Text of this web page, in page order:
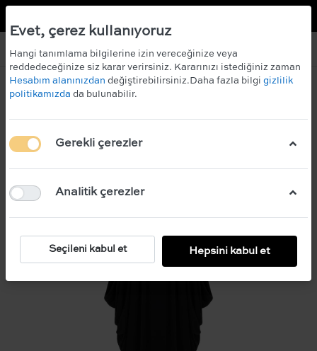
Evet, çerez kullanıyoruz
Hangi tanımlama bilgilerine izin vereceğinize veya
reddedeceğinize siz karar verirsiniz. Kararınızı istediğiniz zaman
Hesabım alanınızdan değiştirebilirsiniz.Daha fazla bilgi gizlilik
politikamızda da bulunabilir.
Gerekli çerezler
Analitik çerezler
Seçileni kabul et Hepsini kabul et